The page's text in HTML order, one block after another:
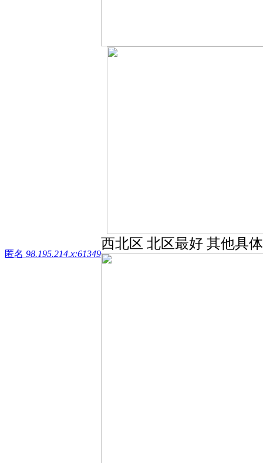
匿名 98.195.214.x:61349
西北区 北区最好 其他具